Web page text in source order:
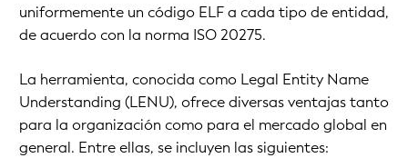
uniformemente un código ELF a cada tipo de entidad,
de acuerdo con la norma ISO 20275.
La herramienta, conocida como Legal Entity Name
Understanding (LENU), ofrece diversas ventajas tanto
para la organización como para el mercado global en
general. Entre ellas, se incluyen las siguientes: